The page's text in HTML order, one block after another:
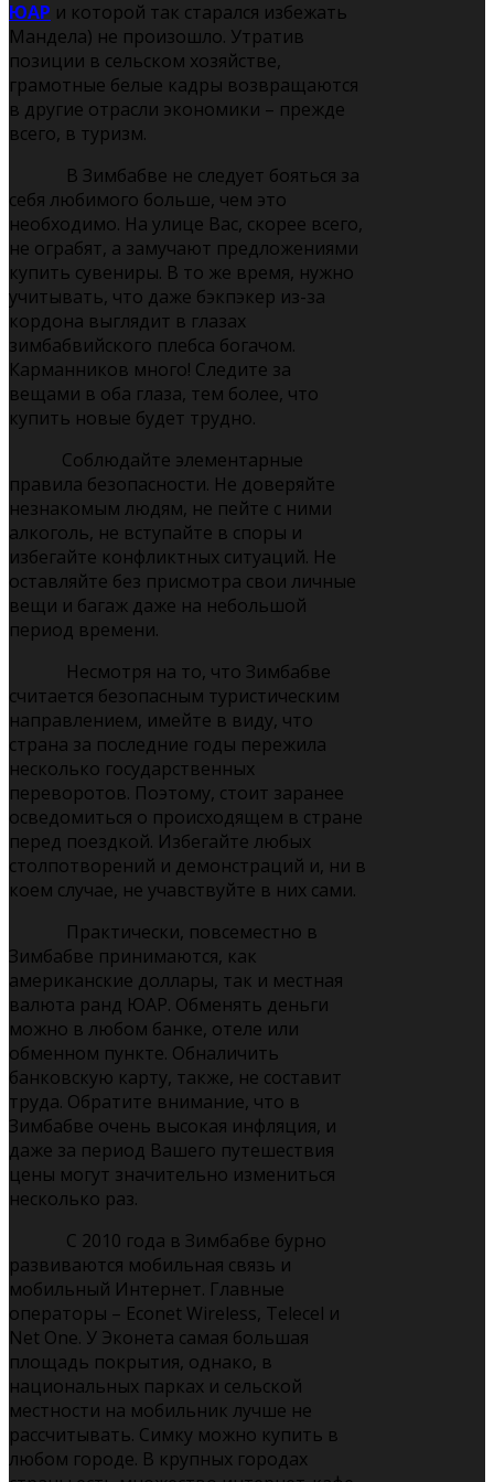
ЮАР и которой так старался избежать
Мандела) не произошло. Утратив
позиции в сельском хозяйстве,
грамотные белые кадры возвращаются
в другие отрасли экономики – прежде
всего, в туризм.
В Зимбабве не следует бояться за
себя любимого больше, чем это
необходимо. На улице Вас, скорее всего,
не ограбят, а замучают предложениями
купить сувениры. В то же время, нужно
учитывать, что даже бэкпэкер из-за
кордона выглядит в глазах
зимбабвийского плебса богачом.
Карманников много! Следите за
вещами в оба глаза, тем более, что
купить новые будет трудно.
Соблюдайте элементарные
правила безопасности. Не доверяйте
незнакомым людям, не пейте с ними
алкоголь, не вступайте в споры и
избегайте конфликтных ситуаций. Не
оставляйте без присмотра свои личные
вещи и багаж даже на небольшой
период времени.
Несмотря на то, что Зимбабве
считается безопасным туристическим
направлением, имейте в виду, что
страна за последние годы пережила
несколько государственных
переворотов. Поэтому, стоит заранее
осведомиться о происходящем в стране
перед поездкой. Избегайте любых
столпотворений и демонстраций и, ни в
коем случае, не учавствуйте в них сами.
Практически, повсеместно в
Зимбабве принимаются, как
американские доллары, так и местная
валюта ранд ЮАР. Обменять деньги
можно в любом банке, отеле или
обменном пункте. Обналичить
банковскую карту, также, не составит
труда. Обратите внимание, что в
Зимбабве очень высокая инфляция, и
даже за период Вашего путешествия
цены могут значительно измениться
несколько раз.
С 2010 года в Зимбабве бурно
развиваются мобильная связь и
мобильный Интернет. Главные
операторы – Econet Wireless, Telecel и
Net One. У Эконета самая большая
площадь покрытия, однако, в
национальных парках и сельской
местности на мобильник лучше не
рассчитывать. Симку можно купить в
любом городе. В крупных городах